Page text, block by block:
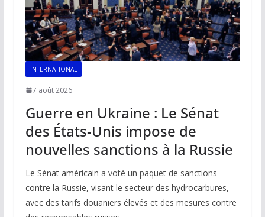
INTERNATIONAL
7 août 2026
Guerre en Ukraine : Le Sénat
des États-Unis impose de
nouvelles sanctions à la Russie
Le Sénat américain a voté un paquet de sanctions
contre la Russie, visant le secteur des hydrocarbures,
avec des tarifs douaniers élevés et des mesures contre